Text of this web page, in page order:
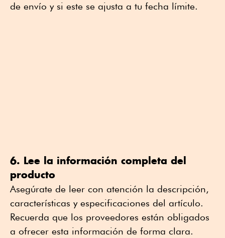
de envío y si este se ajusta a tu fecha límite.
6. Lee la información completa del
producto
Asegúrate de leer con atención la descripción,
características y especificaciones del artículo.
Recuerda que los proveedores están obligados
a ofrecer esta información de forma clara.